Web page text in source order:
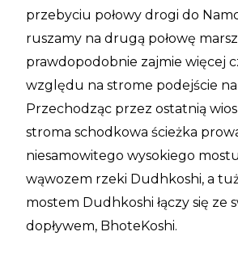
przebyciu połowy drogi do
ruszamy na drugą połowę
prawdopodobnie zajmie więcej
względu na strome podejście
Przechodząc przez ostatnią
stroma schodkowa ścieżka
niesamowitego wysokiego
wąwozem rzeki Dudhkoshi, a
mostem Dudhkoshi łączy się ze
dopływem, BhoteKoshi.